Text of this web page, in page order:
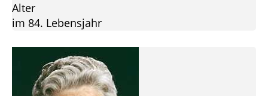
Alter
im 84. Lebensjahr